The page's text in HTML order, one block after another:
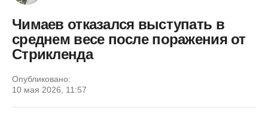
Чимаев отказался выступать в
среднем весе после поражения от
Стрикленда
Опубликовано:
10 мая 2026, 11:57